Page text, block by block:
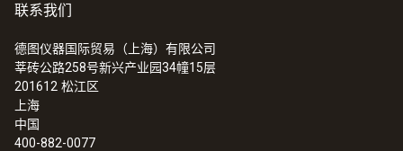
联系我们
德图仪器国际贸易（上海）有限公司
莘砖公路258号新兴产业园34幢15层
201612 松江区
上海
中国
400-882-0077